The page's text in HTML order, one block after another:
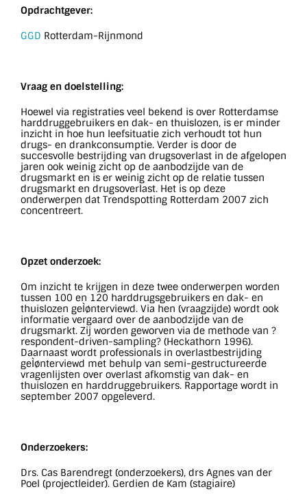
Opdrachtgever:
GGD Rotterdam-Rijnmond
Vraag en doelstelling:
Hoewel via registraties veel bekend is over Rotterdamse
harddruggebruikers en dak- en thuislozen, is er minder
inzicht in hoe hun leefsituatie zich verhoudt tot hun
drugs- en drankconsumptie. Verder is door de
succesvolle bestrijding van drugsoverlast in de afgelopen
jaren ook weinig zicht op de aanbodzijde van de
drugsmarkt en is er weinig zicht op de relatie tussen
drugsmarkt en drugsoverlast. Het is op deze
onderwerpen dat Trendspotting Rotterdam 2007 zich
concentreert.
Opzet onderzoek:
Om inzicht te krijgen in deze twee onderwerpen worden
tussen 100 en 120 harddrugsgebruikers en dak- en
thuislozen geÌønterviewd. Via hen (vraagzijde) wordt ook
informatie vergaard over de aanbodzijde van de
drugsmarkt. Zij worden geworven via de methode van ?
respondent-driven-sampling? (Heckathorn 1996).
Daarnaast wordt professionals in overlastbestrijding
geÌønterviewd met behulp van semi-gestructureerde
vragenlijsten over overlast afkomstig van dak- en
thuislozen en harddruggebruikers. Rapportage wordt in
september 2007 opgeleverd.
Onderzoekers:
Drs. Cas Barendregt (onderzoekers), drs Agnes van der
Poel (projectleider). Gerdien de Kam (stagiaire)